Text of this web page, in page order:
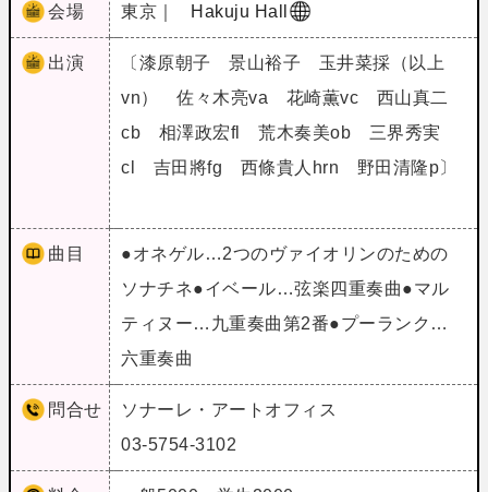
会場 東京｜ Hakuju Hall
出演
〔漆原朝子 景山裕子 玉井菜採（以上
vn） 佐々木亮va 花崎薫vc 西山真二
cb 相澤政宏fl 荒木奏美ob 三界秀実
cl 吉田將fg 西條貴人hrn 野田清隆p〕
曲目
●オネゲル…2つのヴァイオリンのための
ソナチネ●イベール…弦楽四重奏曲●マル
ティヌー…九重奏曲第2番●プーランク…
六重奏曲
問合せ
ソナーレ・アートオフィス
03-5754-3102